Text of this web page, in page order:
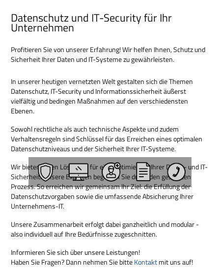
Datenschutz und IT-Security für Ihr
Unternehmen
Profitieren Sie von unserer Erfahrung! Wir helfen Ihnen, Schutz und
Sicherheit Ihrer Daten und IT-Systeme zu gewährleisten.
In unserer heutigen vernetzten Welt gestalten sich die Themen
Datenschutz, IT-Security und Informationssicherheit äußerst
vielfältig und bedingen Maßnahmen auf den verschiedensten
Ebenen.
Sowohl rechtliche als auch technische Aspekte und zudem
Verhaltensregeln sind Schlüssel für das Erreichen eines optimalen
Datenschutzniveaus und der Sicherheit Ihrer IT-Systeme.
Wir bieten Ihnen Lösungen für eine Optimierung Ihrer Daten- und IT-
Sicherheit. Unsere Experten begleiten Sie durch den gesamten
Prozess. So erreichen wir gemeinsam Ihr Ziel: die Erfüllung der
Datenschutzvorgaben sowie die umfassende Absicherung Ihrer
Unternehmens-IT.
Unsere Zusammenarbeit erfolgt dabei ganzheitlich und modular -
also individuell auf Ihre Bedürfnisse zugeschnitten.
Informieren Sie sich über unsere Leistungen!
Haben Sie Fragen? Dann nehmen Sie bitteKontaktmit uns auf!